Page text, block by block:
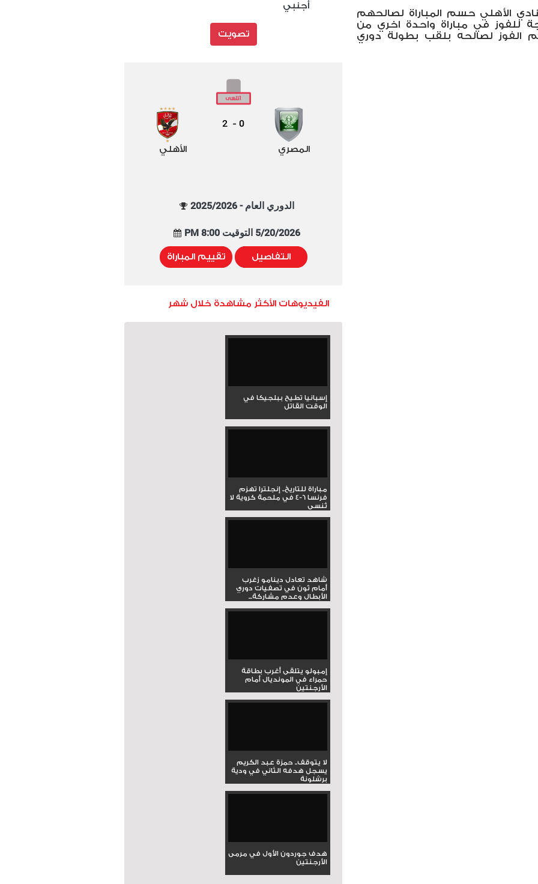
نجوم النادي الأهلي حسم المباراة لصالحهم
للفوز في مباراة واحدة اخري من
الفوز لصالحه بلقب بطولة دوري
أجنبي
تصويت
المصري
0
-
2
الأهلي
الدوري العام - 2025/2026
5/20/2026 التوقيت 8:00 PM
التفاصيل تقييم المباراة
الفيديوهات الأكثر مشاهدة خلال شهر
إسبانيا تطيح ببلجيكا في
الوقت القاتل
مباراة للتاريخ.. إنجلترا تهزم
فرنسا 6-4 في ملحمة كروية لا
تُنسى
شاهد تعادل دينامو زغرب
أمام ثون في تصفيات دوري
الأبطال وعدم مشاركة...
إمبولو يتلقى أغرب بطاقة
حمراء في المونديال أمام
الأرجنتين
لا يتوقف.. حمزة عبد الكريم
يسجل هدفه الثاني في ودية
برشلونة
هدف جوردون الأول في مرمى
الأرجنتين